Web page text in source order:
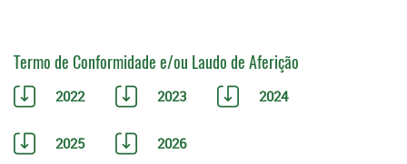
Termo de Conformidade e/ou Laudo de Aferição
2022 2023 2024
2025 2026